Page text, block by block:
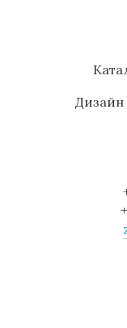
Дизайн